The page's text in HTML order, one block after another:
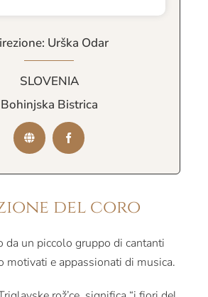
del coro
da un piccolo gruppo di cantanti
motivati e appassionati di musica.
Urška Odar
SLOVENIA
Bohinjska Bistrica